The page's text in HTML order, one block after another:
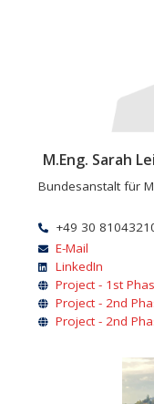
M.Eng. Sarah
Bundesanstalt für
+49 30
E-Mail
LinkedIn
Project - 1st
Project - 2nd
Project - 2nd